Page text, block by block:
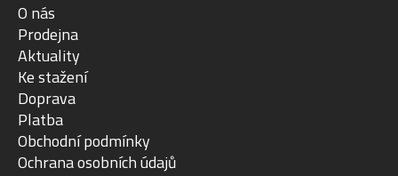
O nás
Prodejna
Aktuality
Ke stažení
Doprava
Platba
Obchodní podmínky
Ochrana osobních údajů